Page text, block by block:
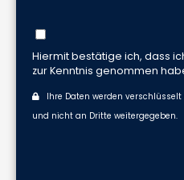
Hiermit bestätige ich, dass
zur Kenntnis genommen
Ihre Daten werden
und nicht an Dritte weitergegeben.